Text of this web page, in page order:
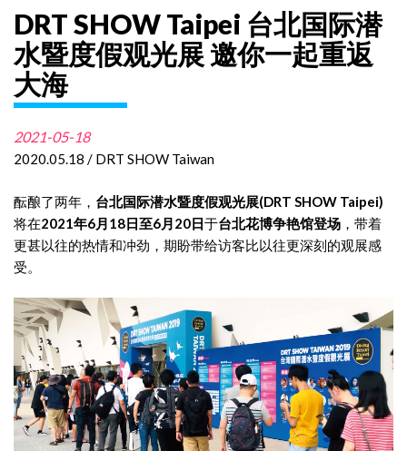
香港
DRT SHOW Taipei 台北国际潜
水暨度假观光展 邀你一起重返
大海
2021-05-18
2020.05.18 / DRT SHOW Taiwan
酝酿了两年， 台北国际潜水暨度假观光展(DRT SHOW Taipei)
将在2021年6月18日至6月20日于台北花博争艳馆登场 ，带着
更甚以往的热情和冲劲，期盼带给访客比以往更深刻的观展感
受。